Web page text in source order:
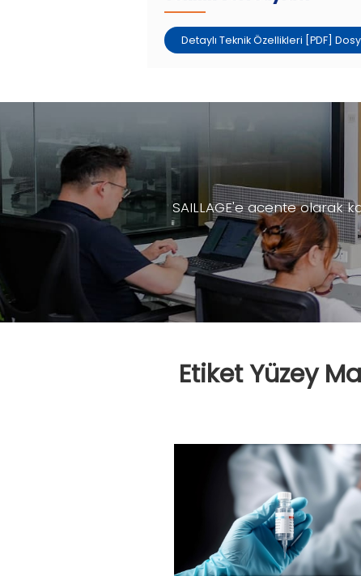
Detaylı Teknik Özellikleri [PDF]
SAILLAGE'e acente olarak
Etiket Yüzey